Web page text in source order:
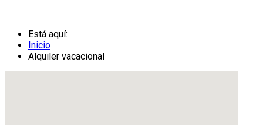
Está aquí:
Inicio
Alquiler vacacional